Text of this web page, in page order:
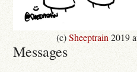
(c)Sheeptrain 2019
Messages